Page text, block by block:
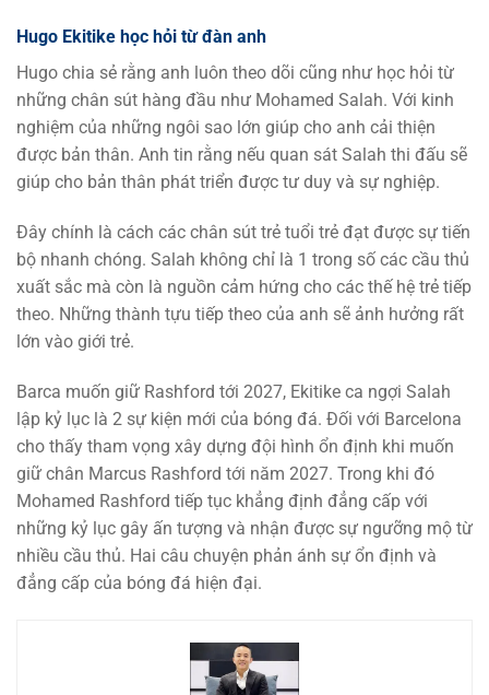
Hugo Ekitike học hỏi từ đàn anh
Hugo chia sẻ rằng anh luôn theo dõi cũng như học hỏi từ
những chân sút hàng đầu như Mohamed Salah. Với kinh
nghiệm của những ngôi sao lớn giúp cho anh cải thiện
được bản thân. Anh tin rằng nếu quan sát Salah thi đấu sẽ
giúp cho bản thân phát triển được tư duy và sự nghiệp.
Đây chính là cách các chân sút trẻ tuổi trẻ đạt được sự tiến
bộ nhanh chóng. Salah không chỉ là 1 trong số các cầu thủ
xuất sắc mà còn là nguồn cảm hứng cho các thế hệ trẻ tiếp
theo. Những thành tựu tiếp theo của anh sẽ ảnh hưởng rất
lớn vào giới trẻ.
Barca muốn giữ Rashford tới 2027, Ekitike ca ngợi Salah
lập kỷ lục là 2 sự kiện mới của bóng đá. Đối với Barcelona
cho thấy tham vọng xây dựng đội hình ổn định khi muốn
giữ chân Marcus Rashford tới năm 2027. Trong khi đó
Mohamed Rashford tiếp tục khẳng định đẳng cấp với
những kỷ lục gây ấn tượng và nhận được sự ngưỡng mộ từ
nhiều cầu thủ. Hai câu chuyện phản ánh sự ổn định và
đẳng cấp của bóng đá hiện đại.